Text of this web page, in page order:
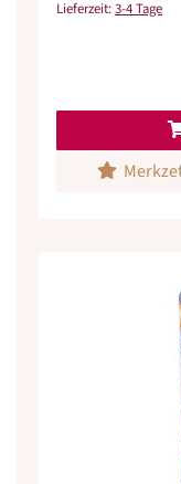
Lieferzeit:3-4 Tage